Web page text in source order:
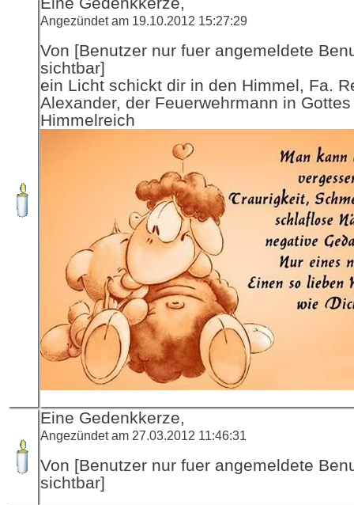
Angezündet am 19.10.2012 15:27:29
Von [Benutzer nur fuer angemeldete
sichtbar]
ein Licht schickt dir in den Himmel, Fa.
Alexander, der Feuerwehrmann in Gottes
Himmelreich
Eine Gedenkkerze,
Angezündet am 27.03.2012 11:46:31
Von [Benutzer nur fuer angemeldete
sichtbar]